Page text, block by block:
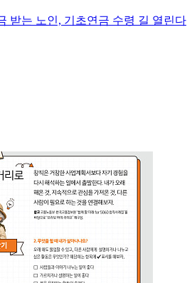
받는 노인, 기초연금 수령 길 열린다